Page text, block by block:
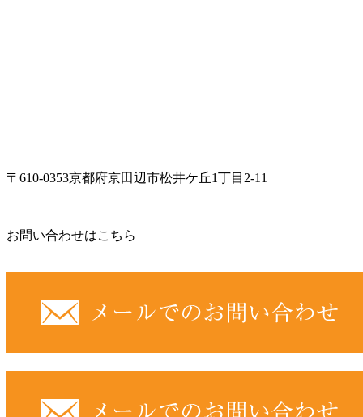
〒610-0353京都府京田辺市松井ケ丘1丁目2-11
お問い合わせはこちら